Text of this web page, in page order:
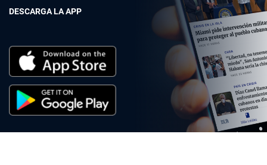
DESCARGA LA APP